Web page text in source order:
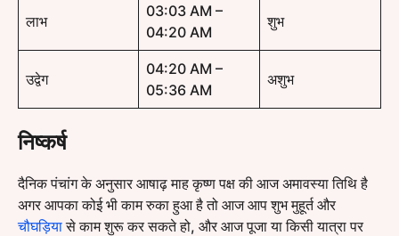
लाभ
03:03 AM –
04:20 AM
शुभ
उद्वेग
04:20 AM –
05:36 AM
अशुभ
निष्कर्ष
दैनिक पंचांग के अनुसार आषाढ़ माह कृष्ण पक्ष की आज अमावस्या तिथि है
अगर आपका कोई भी काम रुका हुआ है तो आज आप शुभ मुहूर्त और
चौघड़ियासे काम शुरू कर सकते हो, और आज पूजा या किसी यात्रा पर